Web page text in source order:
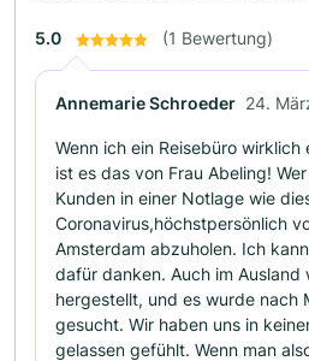
5.0 (1 Bewertung)
Annemarie Schroeder 24.
Wenn ich ein Reisebüro
ist es das von Frau Abeling!
Kunden in einer Notlage wie
Coronavirus,höchstpersönlich
Amsterdam abzuholen. Ich
dafür danken. Auch im
hergestellt, und es wurde nach
gesucht. Wir haben uns in
gelassen gefühlt. Wenn man